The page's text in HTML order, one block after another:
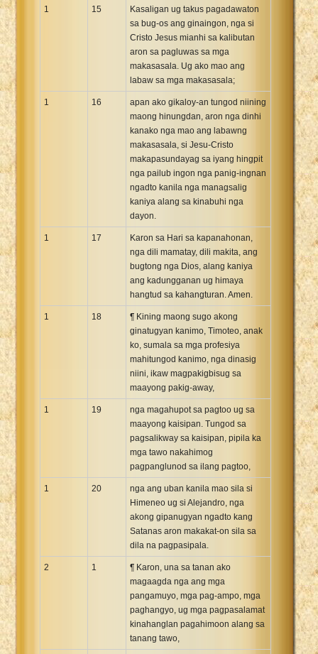
1 15
Kasaligan ug takus pagadawaton
sa bug-os ang ginaingon, nga si
Cristo Jesus mianhi sa kalibutan
aron sa pagluwas sa mga
makasasala. Ug ako mao ang
labaw sa mga makasasala;
1 16
apan ako gikaloy-an tungod niining
maong hinungdan, aron nga dinhi
kanako nga mao ang labawng
makasasala, si Jesu-Cristo
makapasundayag sa iyang hingpit
nga pailub ingon nga panig-ingnan
ngadto kanila nga managsalig
kaniya alang sa kinabuhi nga
dayon.
1 17
Karon sa Hari sa kapanahonan,
nga dili mamatay, dili makita, ang
bugtong nga Dios, alang kaniya
ang kadungganan ug himaya
hangtud sa kahangturan. Amen.
1 18
¶ Kining maong sugo akong
ginatugyan kanimo, Timoteo, anak
ko, sumala sa mga profesiya
mahitungod kanimo, nga dinasig
niini, ikaw magpakigbisug sa
maayong pakig-away,
1 19
nga magahupot sa pagtoo ug sa
maayong kaisipan. Tungod sa
pagsalikway sa kaisipan, pipila ka
mga tawo nakahimog
pagpanglunod sa ilang pagtoo,
1 20
nga ang uban kanila mao sila si
Himeneo ug si Alejandro, nga
akong gipanugyan ngadto kang
Satanas aron makakat-on sila sa
dila na pagpasipala.
2 1
¶ Karon, una sa tanan ako
magaagda nga ang mga
pangamuyo, mga pag-ampo, mga
paghangyo, ug mga pagpasalamat
kinahanglan pagahimoon alang sa
tanang tawo,